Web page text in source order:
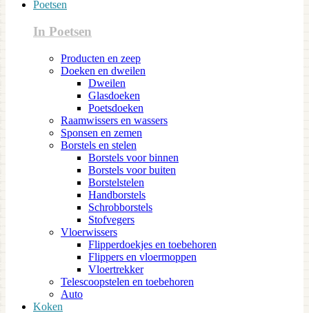
Poetsen
In Poetsen
Producten en zeep
Doeken en dweilen
Dweilen
Glasdoeken
Poetsdoeken
Raamwissers en wassers
Sponsen en zemen
Borstels en stelen
Borstels voor binnen
Borstels voor buiten
Borstelstelen
Handborstels
Schrobborstels
Stofvegers
Vloerwissers
Flipperdoekjes en toebehoren
Flippers en vloermoppen
Vloertrekker
Telescoopstelen en toebehoren
Auto
Koken